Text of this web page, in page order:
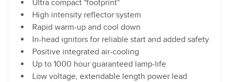
Ultra compact "footprint"
High intensity reflector system
Rapid warm-up and cool down
In-head ignitors for reliable start and added safety
Positive integrated air-cooling
Up to 1000 hour guaranteed lamp-life
Low voltage, extendable length power lead